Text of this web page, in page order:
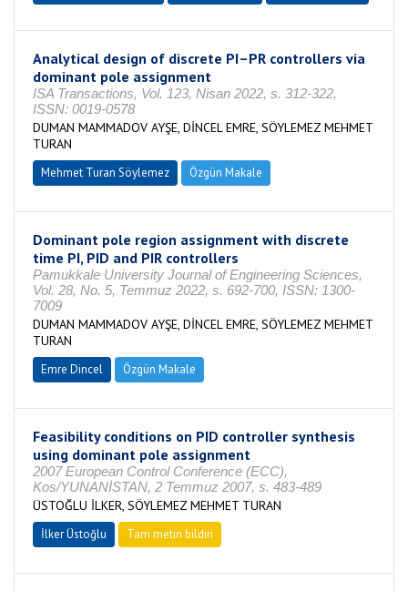
Analytical design of discrete PI–PR controllers via
dominant pole assignment
ISA Transactions, Vol. 123, Nisan 2022, s. 312-322,
ISSN: 0019-0578
DUMAN MAMMADOV AYŞE, DİNCEL EMRE, SÖYLEMEZ MEHMET
TURAN
Mehmet Turan Söylemez Özgün Makale
Dominant pole region assignment with discrete
time PI, PID and PIR controllers
Pamukkale University Journal of Engineering Sciences,
Vol. 28, No. 5, Temmuz 2022, s. 692-700, ISSN: 1300-
7009
DUMAN MAMMADOV AYŞE, DİNCEL EMRE, SÖYLEMEZ MEHMET
TURAN
Emre Dincel Özgün Makale
Feasibility conditions on PID controller synthesis
using dominant pole assignment
2007 European Control Conference (ECC),
Kos/YUNANİSTAN, 2 Temmuz 2007, s. 483-489
ÜSTOĞLU İLKER, SÖYLEMEZ MEHMET TURAN
İlker Üstoğlu Tam metin bildiri